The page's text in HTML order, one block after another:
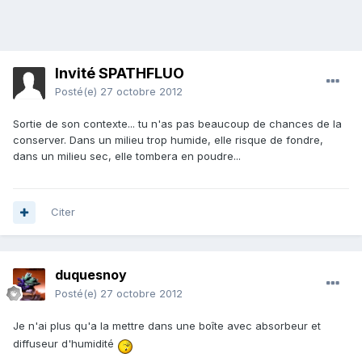
Invité SPATHFLUO
Posté(e) 27 octobre 2012
Sortie de son contexte... tu n'as pas beaucoup de chances de la
conserver. Dans un milieu trop humide, elle risque de fondre,
dans un milieu sec, elle tombera en poudre...
Citer
duquesnoy
Posté(e) 27 octobre 2012
Je n'ai plus qu'a la mettre dans une boîte avec absorbeur et
diffuseur d'humidité